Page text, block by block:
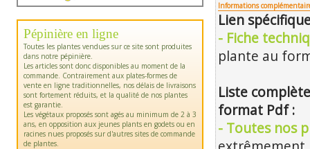
Pépinière en ligne
Toutes les plantes vendues sur ce site sont produites
dans notre pépinière.
Les articles sont donc disponibles au moment de la
commande. Contrairement aux plates-formes de
vente en ligne traditionnelles, nos délais de livraisons
sont fortement réduits, et la qualité de nos plantes
est garantie.
Les végétaux proposés sont agés au minimum de 2 à 3
ans, en opposition aux jeunes plants en godets ou en
racines nues proposés sur d'autres sites de commande
de plantes.
Informations
Lien
- Fiche
plante au
Liste
format Pdf :
- Toutes nos